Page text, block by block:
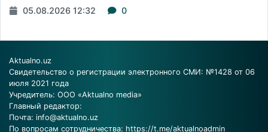
05.08.2026 12:32 0
Aktualno.uz
Свидетельство о регистрации электронного СМИ: №1428 от 06
июля 2021 года
Учредитель: ООО «Aktualno media»
Главный редактор:
Почта: info@aktualno.uz
По вопросам сотрудничества: https://t.me/aktualnoadmin